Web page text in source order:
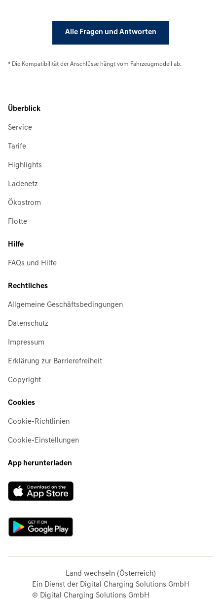
Alle Fragen und Antworten
* Die Kompatibilität der Anschlüsse hängt vom Fahrzeugmodell ab.
Überblick
Service
Tarife
Highlights
Ladenetz
Ökostrom
Flotte
Hilfe
FAQs und Hilfe
Rechtliches
Allgemeine Geschäftsbedingungen
Datenschutz
Impressum
Erklärung zur Barrierefreiheit
Copyright
Cookies
Cookie-Richtlinien
Cookie-Einstellungen
App herunterladen
Land wechseln (Österreich)
Ein Dienst der Digital Charging Solutions GmbH
© Digital Charging Solutions GmbH